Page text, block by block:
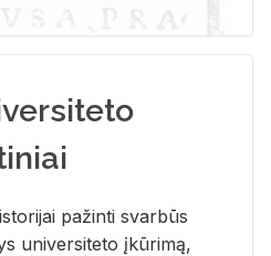
pa­žin­ti svar­būs
uni­ver­si­te­to įkū­ri­mą,